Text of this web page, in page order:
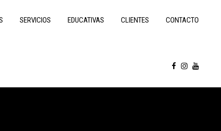
SERVICIOS EDUCATIVAS CLIENTES CONTACTO